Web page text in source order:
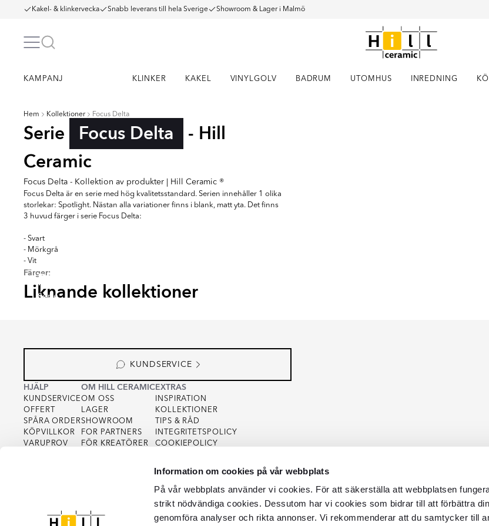
Information om cookies på vår webbplats
På vår webbplats använder vi cookies. För att säkerställa att webbplatsen
strikt nödvändiga cookies. Dessutom har vi cookies som bidrar till att förbättra
genomföra analyser och rikta annonser. Vi rekommenderar att du samtycker till
Kakel- & klinkervecka Snabb leverans till hela Sverige Showroom & Lager i Malmö
KAMPANJ KLINKER KAKEL VINYLGOLV BADRUM UTOMHUS INREDNING
Hem Kollektioner Focus Delta
Serie Focus Delta
- Hill
Ceramic
Focus Delta - Kollektion av produkter | Hill Ceramic ®
Focus Delta är en serie med hög kvalitetsstandard. Serien innehåller 1 olika
storlekar: Spotlight. Nästan alla variationer finns i blank, matt yta. Det finns
3 huvud färger i serie Focus Delta:
- Svart
- Mörkgrå
- Vit
Färger:
Liknande kollektioner
RENOLIA
Serie
FARNEL
Serie
KUNDSERVICE
HJÄLP
KUNDSERVICE
OFFERT
SPÅRA ORDER
KÖPVILLKOR
VARUPROV
OM HILL CERAMIC
OM OSS
LAGER
SHOWROOM
FOR PARTNERS
FÖR KREATÖRER
EXTRAS
INSPIRATION
KOLLEKTIONER
TIPS & RÅD
INTEGRITETSPOLICY
COOKIEPOLICY